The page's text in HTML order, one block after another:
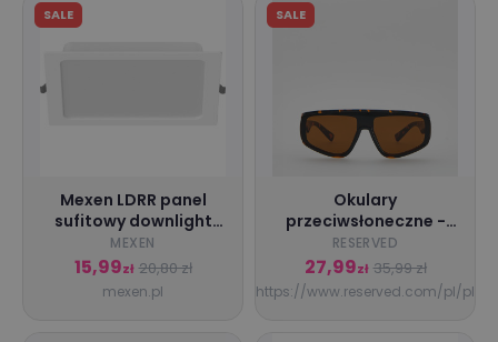
SALE
Mexen LDRR panel
sufitowy downlight
LED wpuszczany 22 x
22 cm, 18W, Neutralna
- 4000K, 1980 lm, biały
- L211-022-1840-20
MEXEN
15,99zł 20,80 zł
mexen.pl
SALE
Okulary
przeciwsłoneczne -
ONE SIZE - czarny -
damska - Reserved -
763KD-99X
RESERVED
27,99zł 35,99 zł
https://www.reserved.com/pl/pl